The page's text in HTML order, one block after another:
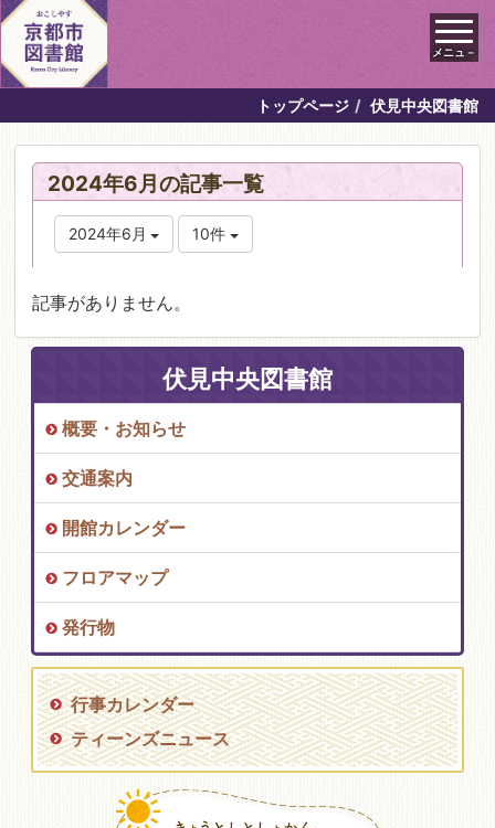
メニュ－
トップページ 伏見中央図書館
2024年6月の記事一覧
2024年6月 10件
記事がありません。
伏見中央図書館
概要・お知らせ
交通案内
開館カレンダー
フロアマップ
発行物
行事カレンダー
ティーンズニュース